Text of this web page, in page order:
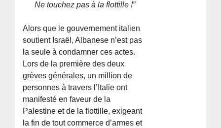
Ne touchez pas à la flottille !”
Alors que le gouvernement italien
soutient Israël, Albanese n’est pas
la seule à condamner ces actes.
Lors de la première des deux
grèves générales, un million de
personnes à travers l’Italie ont
manifesté en faveur de la
Palestine et de la flottille, exigeant
la fin de tout commerce d’armes et